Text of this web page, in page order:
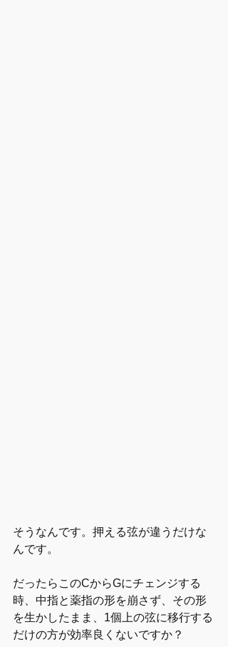
そうなんです。押える弦が違うだけな
んです。
だったらこのCからGにチェンジする
時、中指と薬指の形を崩さず、その形
を生かしたまま、1個上の弦に移行する
だけの方が効率良くないですか？